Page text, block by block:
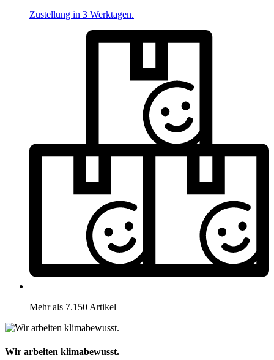
Zustellung in 3 Werktagen.
Mehr als 7.150 Artikel
Wir arbeiten klimabewusst.